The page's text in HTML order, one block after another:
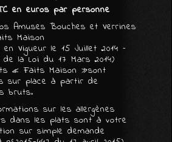
en euros par personne
Amuses Bouches et Verrines
Maison
Vigueur le 15 Juillet 2014 –
la Loi du 17 Mars 2014)
« Faits Maison »sont
sur place à partir de
bruts.
sur les allergènes
dans les plats sont à votre
sur simple demande